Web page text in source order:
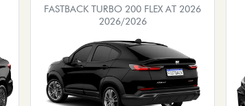
FASTBACK TURBO 200 FLEX AT 2026
2026/2026